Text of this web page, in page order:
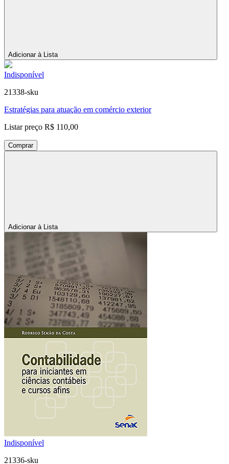
Adicionar à Lista
Indisponível
21338-sku
Estratégias para atuação em comércio exterior
Listar preço R$ 110,00
Comprar
Adicionar à Lista
Indisponível
21336-sku